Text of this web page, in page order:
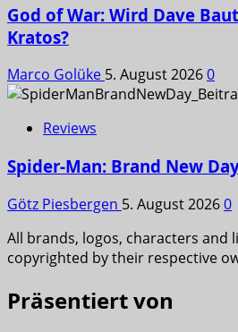
God of War: Wird Dave
Kratos?
Marco Golüke 5. August 20260
Reviews
Spider-Man: Brand New
Götz Piesbergen 5. August 20260
All brands, logos, characters and
copyrighted by their respective
Präsentiert von